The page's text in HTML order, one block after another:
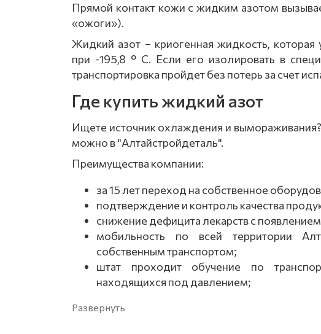
Прямой контакт кожи с жидким азотом
«ожоги»).
Жидкий азот – криогенная жидкость,
при -195,8 ° C. Если его изолировать в
транспортировка пройдет без потерь за счет
Где купить жидкий азот
Ищете источник охлаждения и
можно в "Алтайстройдеталь".
Преимущества компании:
за 15 лет переход на собственное
подтверждение и контроль качества
снижение дефицита лекарств с
мобильность по всей территории
собственным транспортом;
штат проходит обучение по
находящихся под давлением;